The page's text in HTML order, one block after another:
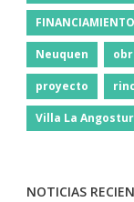
Neuquen
proyecto
Villa La
NOTICIAS